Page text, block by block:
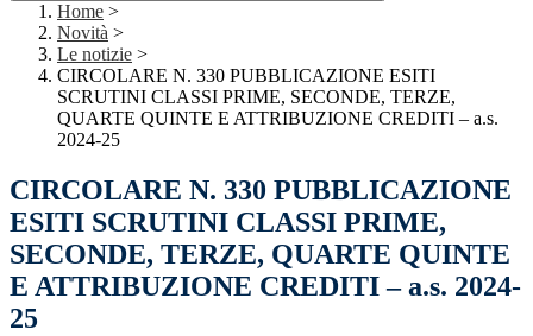
Home >
Novità >
Le notizie >
CIRCOLARE N. 330 PUBBLICAZIONE ESITI
SCRUTINI CLASSI PRIME, SECONDE, TERZE,
QUARTE QUINTE E ATTRIBUZIONE CREDITI – a.s.
2024-25
CIRCOLARE N. 330 PUBBLICAZIONE
ESITI SCRUTINI CLASSI PRIME,
SECONDE, TERZE, QUARTE QUINTE
E ATTRIBUZIONE CREDITI – a.s. 2024-
25